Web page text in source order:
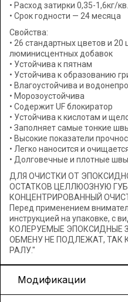
• Расход затирки 0,35-1,6кг/
• Срок годности — 24 месяца
Свойства:
• 26 стандартных цветов и
люминисцентных добавок
• Устойчива к пятнам
• Устойчива к образованию
• Влагоустойчива и
• Морозоустойчива
• Содержит UF блокиратор
• Устойчива к кислотам и
• Заполняет самые тонкие
• Высокие показатели
• Легко наносится и
• Долговечные и плотные швы
ДЛЯ ОЧИСТКИ ОТ
ОСТАТКОВ ЦЕЛЛЮОЗНУЮ
КОНЦЕНТРИРОВАННЫЙ
Перед применением
инструкцией на упаковке, с
КОЛЕРУЕМЫЕ ЭПОКСИДНЫЕ
ОБМЕНУ НЕ ПОДЛЕЖАТ, ТАК
РАЛУ."
Модификации